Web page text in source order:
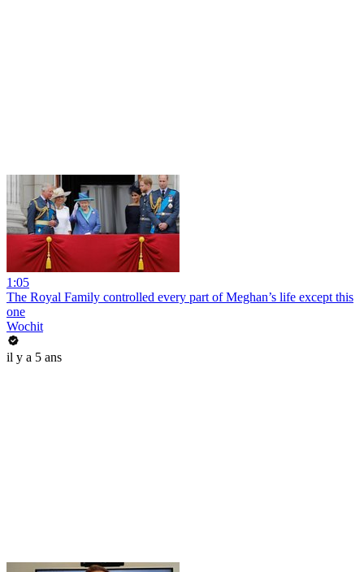
1:05
The Royal Family controlled every part of Meghan’s life except this
one
Wochit
il y a 5 ans